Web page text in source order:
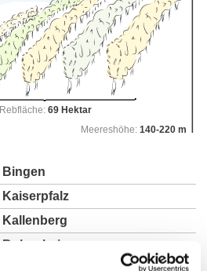
Rebfläche:69 Hektar
Meereshöhe: 140-220 m
Bingen
Kaiserpfalz
Kallenberg
Bubenheim